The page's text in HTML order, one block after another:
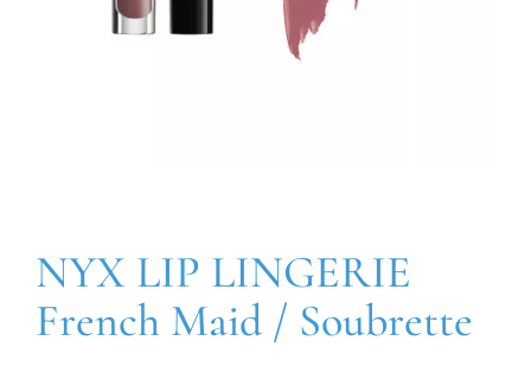
NYX LIP LINGERIE
French Maid / Soubrette